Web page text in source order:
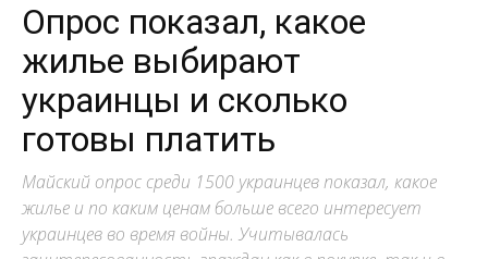
Опрос показал, какое
жилье выбирают
украинцы и сколько
готовы платить
Майский опрос среди 1500 украинцев показал, какое
жилье и по каким ценам больше всего интересует
украинцев во время войны. Учитывалась